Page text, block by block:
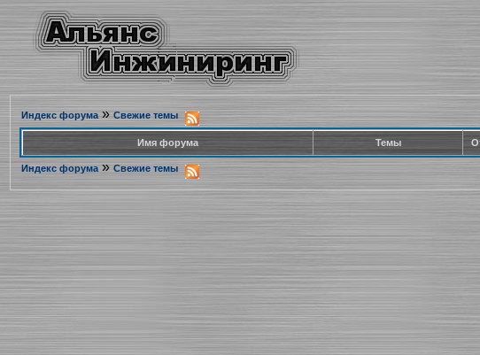
Индекс форума» Свежие темы
Имя форума Темы
Индекс форума » Свежие темы